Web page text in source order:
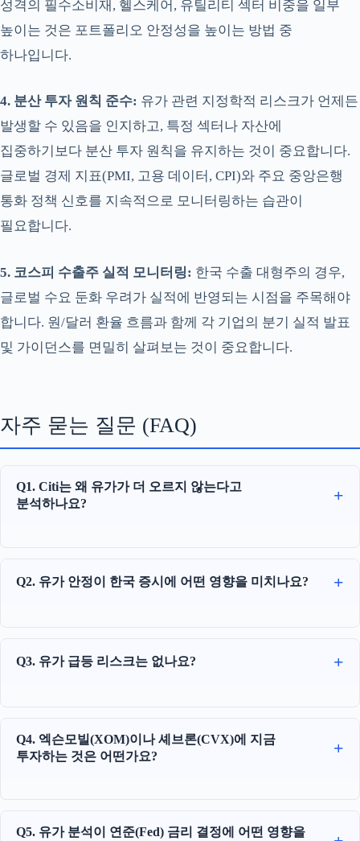
성격의 필수소비재, 헬스케어, 유틸리티 섹터 비중을 일부
높이는 것은 포트폴리오 안정성을 높이는 방법 중
하나입니다.
4. 분산 투자 원칙 준수: 유가 관련 지정학적 리스크가 언제든
발생할 수 있음을 인지하고, 특정 섹터나 자산에
집중하기보다 분산 투자 원칙을 유지하는 것이 중요합니다.
글로벌 경제 지표(PMI, 고용 데이터, CPI)와 주요 중앙은행
통화 정책 신호를 지속적으로 모니터링하는 습관이
필요합니다.
5. 코스피 수출주 실적 모니터링: 한국 수출 대형주의 경우,
글로벌 수요 둔화 우려가 실적에 반영되는 시점을 주목해야
합니다. 원/달러 환율 흐름과 함께 각 기업의 분기 실적 발표
및 가이던스를 면밀히 살펴보는 것이 중요합니다.
자주 묻는 질문 (FAQ)
Q1. Citi는 왜 유가가 더 오르지 않는다고
분석하나요?
Q2. 유가 안정이 한국 증시에 어떤 영향을 미치나요?
Q3. 유가 급등 리스크는 없나요?
Q4. 엑슨모빌(XOM)이나 셰브론(CVX)에 지금
투자하는 것은 어떤가요?
Q5. 유가 분석이 연준(Fed) 금리 결정에 어떤 영향을